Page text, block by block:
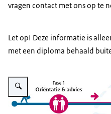
vragen contact met ons op te
Let op! Deze informatie is
met een diploma behaald
Vergroot afbeelding De afbeelding